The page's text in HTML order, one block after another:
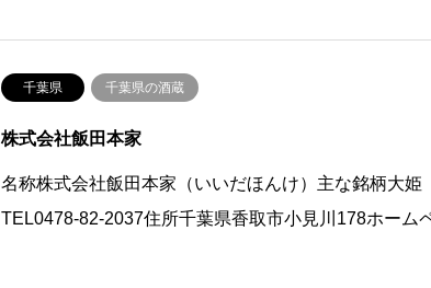
千葉県 千葉県の酒蔵
株式会社飯田本家
名称株式会社飯田本家（いいだほんけ）主な銘柄大姫
TEL0478-82-2037住所千葉県香取市小見川178ホーム